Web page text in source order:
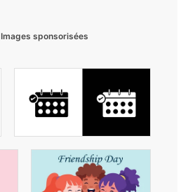
Images sponsorisées